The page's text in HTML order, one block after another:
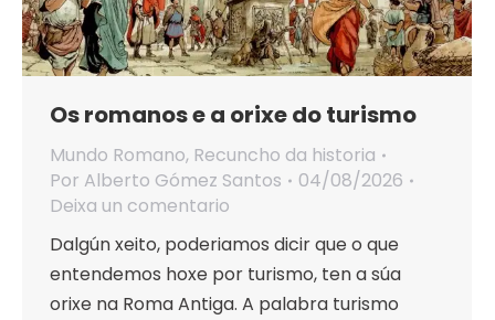
Os romanos e a orixe do turismo
Mundo Romano, Recuncho da historia
Por Alberto Gómez Santos
04/08/2026
Deixa un comentario
Dalgún xeito, poderiamos dicir que o que
entendemos hoxe por turismo, ten a súa
orixe na Roma Antiga. A palabra turismo